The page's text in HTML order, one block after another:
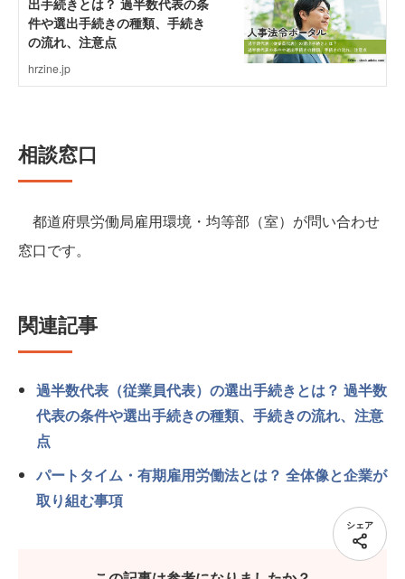
相談窓口
都道府県労働局雇用環境・均等部（室）が問い合わせ
窓口です。
関連記事
過半数代表（従業員代表）の選出手続きとは？ 過半数
代表の条件や選出手続きの種類、手続きの流れ、注意
点
パートタイム・有期雇用労働法とは？ 全体像と企業が
取り組む事項
シェア